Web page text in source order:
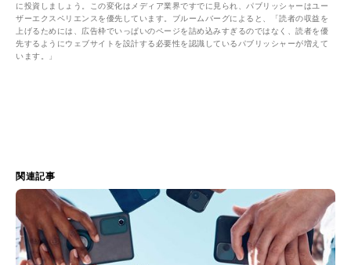
に投資しましょう。この変化はメディア業界ですでに見られ、パブリッシャーはユー
ザーエクスペリエンスを優先しています。ブルームバーグによると、「読者の収益を
上げるためには、広告枠でいっぱいのページを詰め込みすぎるのではなく、読者を優
先するようにウェブサイトを設計する必要性を認識しているパブリッシャーが増えて
います。」
関連記事